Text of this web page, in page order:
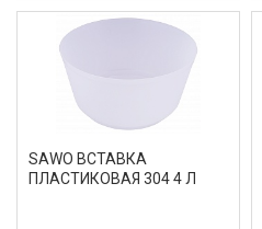
SAWO ВСТАВКА
ПЛАСТИКОВАЯ 304 4 Л